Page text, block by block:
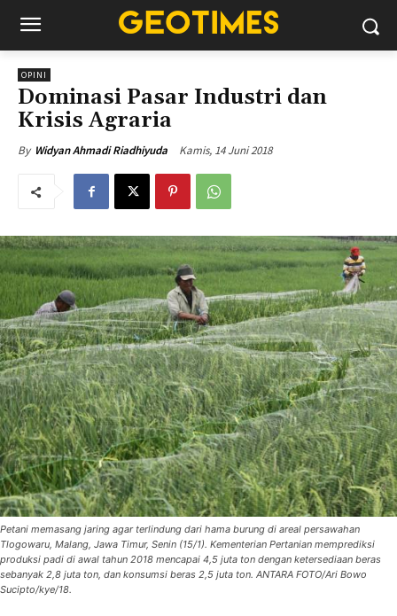
OPINI
Dominasi Pasar Industri dan
Krisis Agraria
By Widyan Ahmadi Riadhiyuda Kamis, 14 Juni 2018
Petani memasang jaring agar terlindung dari hama burung di areal persawahan
Tlogowaru, Malang, Jawa Timur, Senin (15/1). Kementerian Pertanian memprediksi
produksi padi di awal tahun 2018 mencapai 4,5 juta ton dengan ketersediaan beras
sebanyak 2,8 juta ton, dan konsumsi beras 2,5 juta ton. ANTARA FOTO/Ari Bowo
Sucipto/kye/18.